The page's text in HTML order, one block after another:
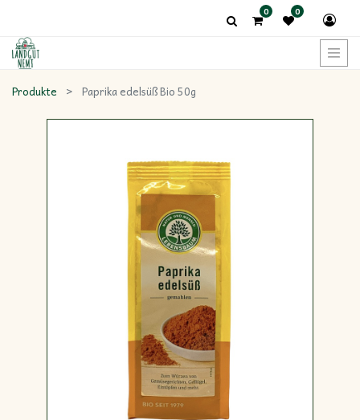
0 0
Produkte Paprika edelsüß Bio 50g